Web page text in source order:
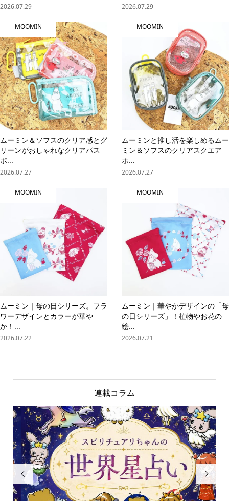
2026.07.29 2026.07.29
MOOMIN
ムーミン＆ソフスのクリア感とグ
リーンがおしゃれなクリアパス
ポ...
2026.07.27
MOOMIN
ムーミンと推し活を楽しめるムー
ミン＆ソフスのクリアスクエア
ポ...
2026.07.27
MOOMIN
ムーミン｜母の日シリーズ。フラ
ワーデザインとカラーが華や
か！...
2026.07.22
MOOMIN
ムーミン｜華やかデザインの「母
の日シリーズ」！植物やお花の
絵...
2026.07.21
連載コラム
 